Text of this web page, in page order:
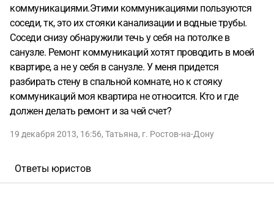
коммуникациями.Этими коммуникациями пользуются
соседи, тк, это их стояки канализации и водные трубы.
Соседи снизу обнаружили течь у себя на потолке в
санузле. Ремонт коммуникаций хотят проводить в моей
квартире, а не у себя в санузле. У меня придется
разбирать стену в спальной комнате, но к стояку
коммуникаций моя квартира не относится. Кто и где
должен делать ремонт и за чей счет?
19 декабря 2013, 16:56, Татьяна, г. Ростов-на-Дону
Ответы юристов